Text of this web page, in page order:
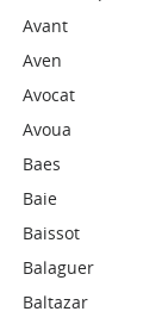
Avant
Aven
Avocat
Avoua
Baes
Baie
Baissot
Balaguer
Baltazar